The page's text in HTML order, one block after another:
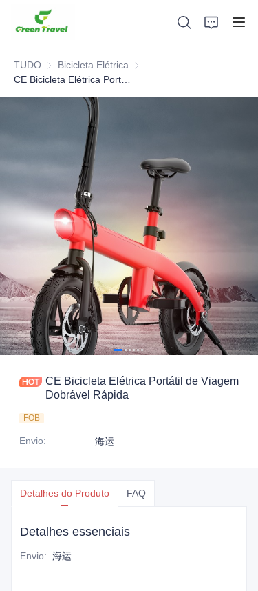
TUDO Bicicleta Elétrica Bicicleta Elétrica
CE Bicicleta Elétrica Portátil de Viagem
Dobrável Rápida
FOB
Envio: 海运
Detalhes do Produto FAQ
Detalhes essenciais
Envio: 海运
Notícias e Casos de Cooperação
Bases e Processos de Fabricação
Apoiar